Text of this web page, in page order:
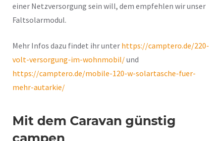
einer Netzversorgung sein will, dem empfehlen wir unser
Faltsolarmodul.
Mehr Infos dazu findet ihr unter https://camptero.de/220-
volt-versorgung-im-wohnmobil/und
https://camptero.de/mobile-120-w-solartasche-fuer-
mehr-autarkie/
Mit dem Caravan günstig